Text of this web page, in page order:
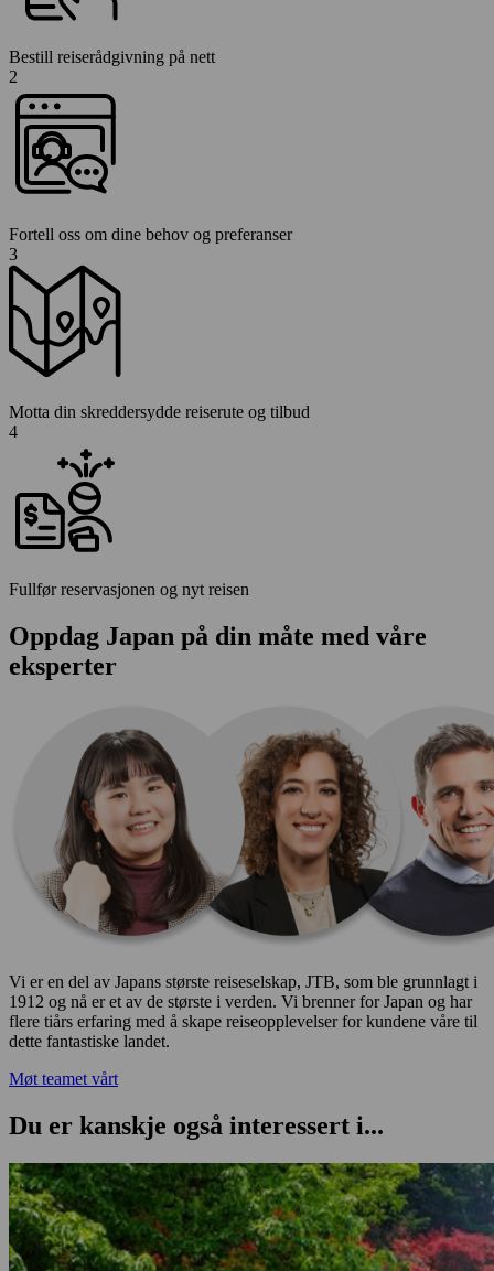
Bestill reiserådgivning på nett
2
Fortell oss om dine behov og preferanser
3
Motta din skreddersydde reiserute og tilbud
4
Fullfør reservasjonen og nyt reisen
Oppdag Japan på din måte med våre
eksperter
Vi er en del av Japans største reiseselskap, JTB, som ble grunnlagt i
1912 og nå er et av de største i verden. Vi brenner for Japan og har
flere tiårs erfaring med å skape reiseopplevelser for kundene våre til
dette fantastiske landet.
Møt teamet vårt
Du er kanskje også interessert i...